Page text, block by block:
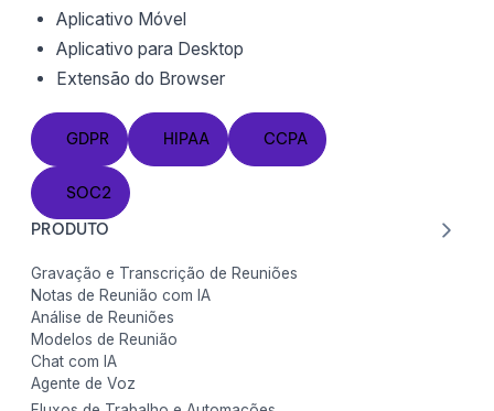
Aplicativo Móvel
Aplicativo para Desktop
Extensão do Browser
GDPR
GDPR
HIPAA
HIPAA
CCPA
CCPA
SOC2
SOC2
PRODUTO
Gravação e Transcrição de Reuniões
Notas de Reunião com IA
Análise de Reuniões
Modelos de Reunião
Chat com IA
Agente de Voz